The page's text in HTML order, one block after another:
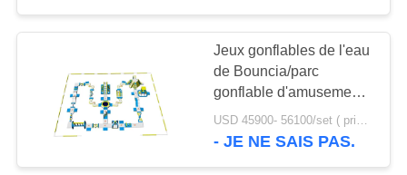
POLICY
Canot pneumatique
de Rafting
Jeux gonflables de l'eau
de Bouncia/parc
gonflable d'amusement
d'Aqua à vendre
USD 45900- 56100/set ( price just for reference, detailed prices need to be confirmed) MOQ:1 pc
- JE NE SAIS PAS.